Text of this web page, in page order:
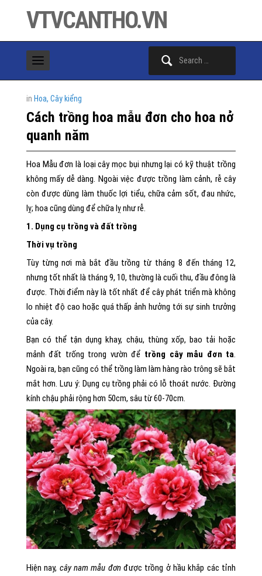
VTVCANTHO.VN
in Hoa, Cây kiểng
Cách trồng hoa mẫu đơn cho hoa nở
quanh năm
Hoa Mẫu đơn là loại cây mọc bụi nhưng lại có kỹ thuật trồng
không mấy dễ dàng. Ngoài việc được trồng làm cảnh, rễ cây
còn được dùng làm thuốc lợi tiểu, chữa cảm sốt, đau nhức,
lỵ; hoa cũng dùng để chữa lỵ như rễ.
1. Dụng cụ trồng và đất trồng
Thời vụ trồng
Tùy từng nơi mà bắt đầu trồng từ tháng 8 đến tháng 12,
nhưng tốt nhất là tháng 9, 10, thường là cuối thu, đầu đông là
được. Thời điểm này là tốt nhất để cây phát triển mà không
lo nhiệt độ cao hoặc quá thấp ảnh hưởng tới sự sinh trưởng
của cây.
Bạn có thể tận dụng khay, chậu, thùng xốp, bao tải hoặc
mảnh đất trống trong vườn để trồng cây mẫu đơn ta.
Ngoài ra, bạn cũng có thể trồng làm làm hàng rào trông sẽ bắt
mắt hơn. Lưu ý: Dụng cụ trồng phải có lỗ thoát nước. Đường
kính chậu phải rộng hơn 50cm, sâu từ 60-70cm.
Hiện nay, cây nam mẫu đơnđược trồng ở hầu khắp các tỉnh